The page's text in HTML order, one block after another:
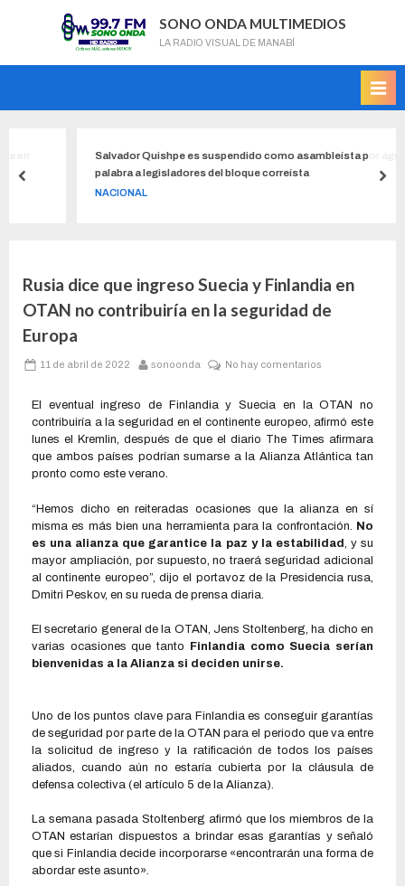
SONO ONDA MULTIMEDIOS
LA RADIO VISUAL DE MANABÍ
Salvador Quishpe es suspendido como asambleísta por agredir de
palabra a legisladores del bloque correísta
NACIONAL
Rusia dice que ingreso Suecia y Finlandia en
OTAN no contribuiría en la seguridad de
Europa
11 de abril de 2022 sonoonda No hay comentarios
El eventual ingreso de Finlandia y Suecia en la OTAN no
contribuiría a la seguridad en el continente europeo, afirmó este
lunes el Kremlin, después de que el diario The Times afirmara
que ambos países podrían sumarse a la Alianza Atlántica tan
pronto como este verano.
“Hemos dicho en reiteradas ocasiones que la alianza en sí
misma es más bien una herramienta para la confrontación. No
es una alianza que garantice la paz y la estabilidad, y su
mayor ampliación, por supuesto, no traerá seguridad adicional
al continente europeo”, dijo el portavoz de la Presidencia rusa,
Dmitri Peskov, en su rueda de prensa diaria.
El secretario general de la OTAN, Jens Stoltenberg, ha dicho en
varias ocasiones que tanto
Finlandia como Suecia serían
bienvenidas a la Alianza si deciden unirse.
Uno de los puntos clave para Finlandia es conseguir garantías
de seguridad por parte de la OTAN para el periodo que va entre
la solicitud de ingreso y la ratificación de todos los países
aliados, cuando aún no estaría cubierta por la cláusula de
defensa colectiva (el artículo 5 de la Alianza).
La semana pasada Stoltenberg afirmó que los miembros de la
OTAN estarían dispuestos a brindar esas garantías y señaló
que si Finlandia decide incorporarse «encontrarán una forma de
abordar este asunto».